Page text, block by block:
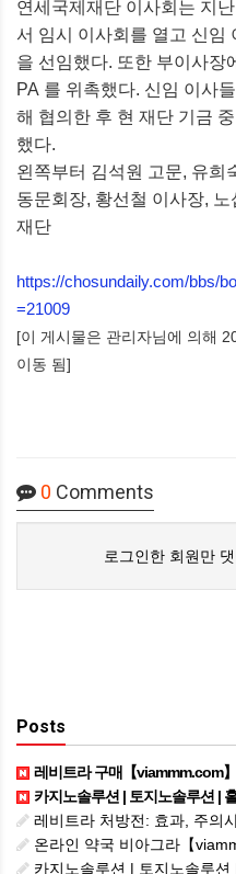
연세국제재단 이사회는 지난
서 임시 이사회를 열고 신임
을 선임했다. 또한 부이사장
PA 를 위촉했다. 신임 이사
해 협의한 후 현 재단 기금 중
했다.
왼쪽부터 김석원 고문, 유희
동문회장, 황선철 이사장, 노
재단
https://chosundaily.com/bbs/
=21009
[이 게시물은 관리자님에 의해
이동 됨]
0 Comments
로그인한 회원만
Posts
레비트라 구매【viammm.com
카지노솔루션 | 토지노솔루션 | 홀덤
레비트라 처방전: 효과, 주의사항【
온라인 약국 비아그라【
카지노솔루션 | 토지노솔루션 | 홀덤